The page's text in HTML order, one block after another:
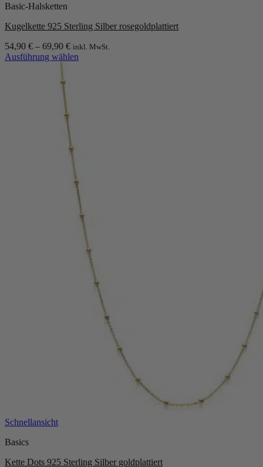
Basic-Halsketten
Kugelkette 925 Sterling Silber rosegoldplattiert
54,90 € – 69,90 € inkl. MwSt.
Ausführung wählen
Schnellansicht
Basics
Kette Dots 925 Sterling Silber goldplattiert